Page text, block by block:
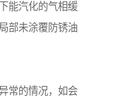
能汽化的气相缓
部未涂覆防锈油
常的情况，如会